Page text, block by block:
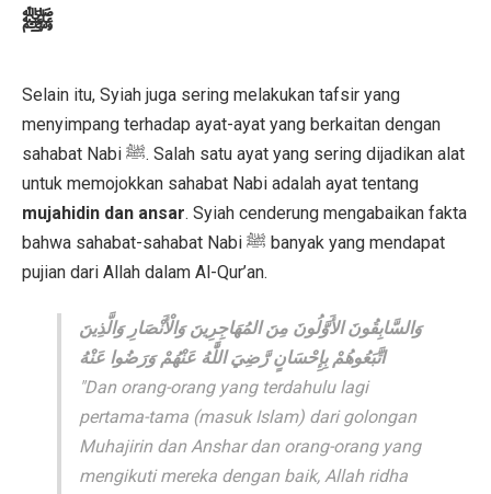
ﷺ
Selain itu, Syiah juga sering melakukan tafsir yang
menyimpang terhadap ayat-ayat yang berkaitan dengan
sahabat Nabi ﷺ. Salah satu ayat yang sering dijadikan alat
untuk memojokkan sahabat Nabi adalah ayat tentang
mujahidin dan ansar. Syiah cenderung mengabaikan fakta
bahwa sahabat-sahabat Nabi ﷺ banyak yang mendapat
pujian dari Allah dalam Al-Qur’an.
وَالسَّابِقُونَ الأَوَّلُونَ مِنَ المُهَاجِرِينَ وَالْأَنْصَارِ وَالَّذِينَ
اتَّبَعُوهُمْ بِإِحْسَانٍ رَّضِيَ اللَّٰهُ عَنْهُمْ وَرَضُوا عَنْهُ
"Dan orang-orang yang terdahulu lagi
pertama-tama (masuk Islam) dari golongan
Muhajirin dan Anshar dan orang-orang yang
mengikuti mereka dengan baik, Allah ridha